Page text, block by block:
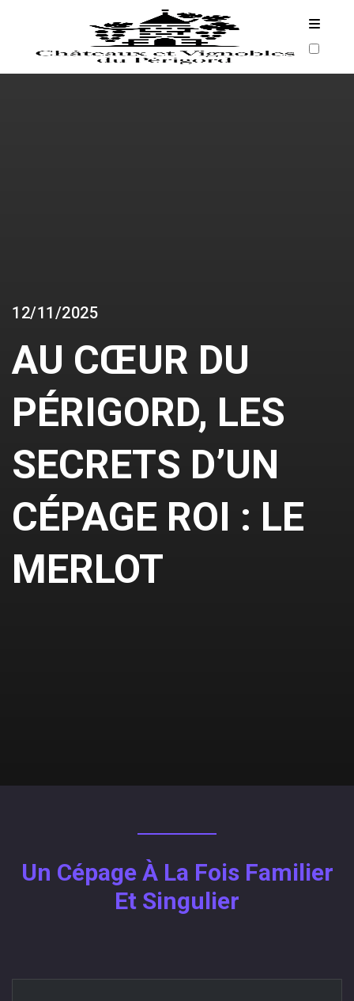
ARCHIVES
12/11/2025
AU CŒUR DU
PÉRIGORD, LES
SECRETS D’UN
CÉPAGE ROI : LE
MERLOT
Un Cépage À La Fois Familier
Et Singulier